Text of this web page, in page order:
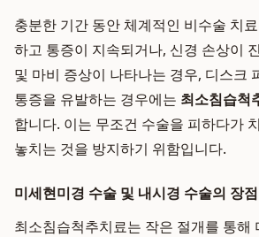
충분한 기간 동안 체계적인 비수술 치
하고 통증이 지속되거나, 신경 손상이
및 마비 증상이 나타나는 경우, 디스크
통증을 유발하는 경우에는 최소침습척
합니다. 이는 무조건 수술을 피하다가
놓치는 것을 방지하기 위함입니다.
미세현미경 수술 및 내시경 수술의 장점
최소침습척추치료는 작은 절개를 통해